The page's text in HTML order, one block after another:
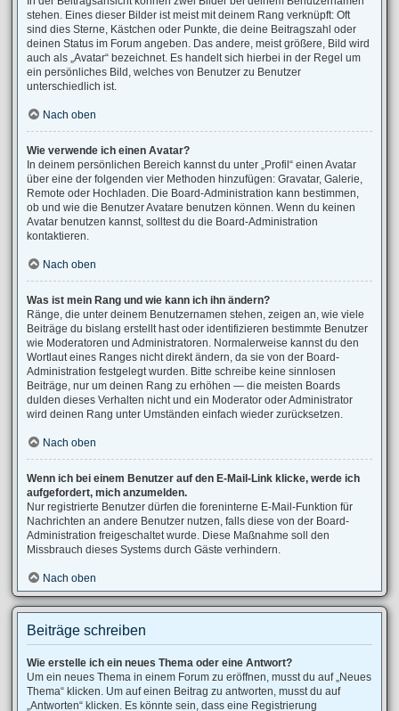
stehen. Eines dieser Bilder ist meist mit deinem Rang verknüpft: Oft
sind dies Sterne, Kästchen oder Punkte, die deine Beitragszahl oder
deinen Status im Forum angeben. Das andere, meist größere, Bild wird
auch als „Avatar“ bezeichnet. Es handelt sich hierbei in der Regel um
ein persönliches Bild, welches von Benutzer zu Benutzer
unterschiedlich ist.
Nach oben
Wie verwende ich einen Avatar?
In deinem persönlichen Bereich kannst du unter „Profil“ einen Avatar
über eine der folgenden vier Methoden hinzufügen: Gravatar, Galerie,
Remote oder Hochladen. Die Board-Administration kann bestimmen,
ob und wie die Benutzer Avatare benutzen können. Wenn du keinen
Avatar benutzen kannst, solltest du die Board-Administration
kontaktieren.
Nach oben
Was ist mein Rang und wie kann ich ihn ändern?
Ränge, die unter deinem Benutzernamen stehen, zeigen an, wie viele
Beiträge du bislang erstellt hast oder identifizieren bestimmte Benutzer
wie Moderatoren und Administratoren. Normalerweise kannst du den
Wortlaut eines Ranges nicht direkt ändern, da sie von der Board-
Administration festgelegt wurden. Bitte schreibe keine sinnlosen
Beiträge, nur um deinen Rang zu erhöhen — die meisten Boards
dulden dieses Verhalten nicht und ein Moderator oder Administrator
wird deinen Rang unter Umständen einfach wieder zurücksetzen.
Nach oben
Wenn ich bei einem Benutzer auf den E-Mail-Link klicke, werde ich
aufgefordert, mich anzumelden.
Nur registrierte Benutzer dürfen die foreninterne E-Mail-Funktion für
Nachrichten an andere Benutzer nutzen, falls diese von der Board-
Administration freigeschaltet wurde. Diese Maßnahme soll den
Missbrauch dieses Systems durch Gäste verhindern.
Nach oben
Beiträge schreiben
Wie erstelle ich ein neues Thema oder eine Antwort?
Um ein neues Thema in einem Forum zu eröffnen, musst du auf „Neues
Thema“ klicken. Um auf einen Beitrag zu antworten, musst du auf
„Antworten“ klicken. Es könnte sein, dass eine Registrierung